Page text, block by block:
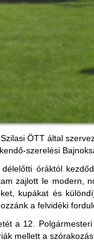
ÖTT által
szerelési
óráktól
zajlott le modern,
kupákat és
a felvidéki
a 12.
mellett a